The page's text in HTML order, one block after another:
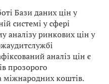
Бази даних цін у
системі у сфері
аналізу ринкових цін у
аналіз цін є
прозорого
коштів.